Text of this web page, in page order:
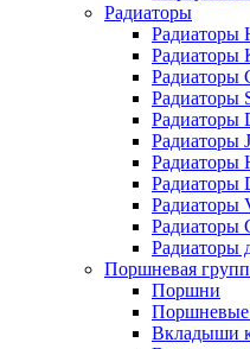
Радиаторы
Радиаторы
Радиаторы
Радиаторы
Радиаторы
Радиаторы
Радиаторы
Радиаторы
Радиаторы
Радиаторы
Радиаторы
Радиаторы
Поршневая
Поршни
Поршневые
Вкладыши